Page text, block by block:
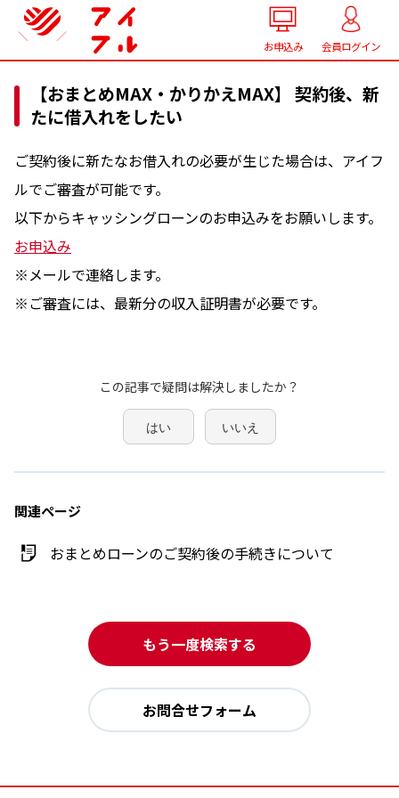
お申込み 会員ログイン
【おまとめMAX・かりかえMAX】 契約後、新
たに借入れをしたい
ご契約後に新たなお借入れの必要が生じた場合は、アイフ
ルでご審査が可能です。
以下からキャッシングローンのお申込みをお願いします。
お申込み
※メールで連絡します。
※ご審査には、最新分の収入証明書が必要です。
この記事で疑問は解決しましたか？
はい いいえ
関連ページ
おまとめローンのご契約後の手続きについて
もう一度検索する
お問合せフォーム